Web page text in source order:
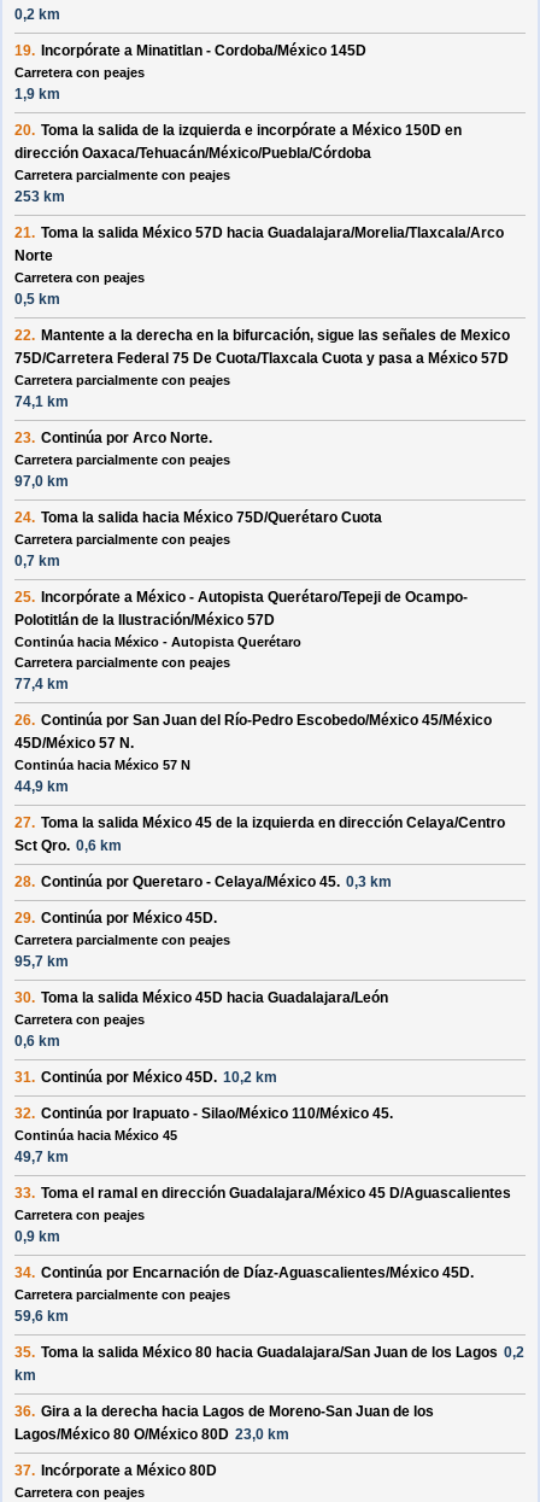
0,2 km
19. Incorpórate a Minatitlan - Cordoba/México 145D
Carretera con peajes
1,9 km
20. Toma la salida de la izquierda e incorpórate a México 150D en
dirección Oaxaca/Tehuacán/México/Puebla/Córdoba
Carretera parcialmente con peajes
253 km
21. Toma la salida México 57D hacia Guadalajara/Morelia/Tlaxcala/Arco
Norte
Carretera con peajes
0,5 km
22. Mantente a la derecha en la bifurcación, sigue las señales de Mexico
75D/Carretera Federal 75 De Cuota/Tlaxcala Cuota y pasa a México 57D
Carretera parcialmente con peajes
74,1 km
23. Continúa por Arco Norte.
Carretera parcialmente con peajes
97,0 km
24. Toma la salida hacia México 75D/Querétaro Cuota
Carretera parcialmente con peajes
0,7 km
25. Incorpórate a México - Autopista Querétaro/Tepeji de Ocampo-
Polotitlán de la Ilustración/México 57D
Continúa hacia México - Autopista Querétaro
Carretera parcialmente con peajes
77,4 km
26. Continúa por San Juan del Río-Pedro Escobedo/México 45/México
45D/México 57 N.
Continúa hacia México 57 N
44,9 km
27. Toma la salida México 45 de la izquierda en dirección Celaya/Centro
Sct Qro. 0,6 km
28. Continúa por Queretaro - Celaya/México 45. 0,3 km
29. Continúa por México 45D.
Carretera parcialmente con peajes
95,7 km
30. Toma la salida México 45D hacia Guadalajara/León
Carretera con peajes
0,6 km
31. Continúa por México 45D. 10,2 km
32. Continúa por Irapuato - Silao/México 110/México 45.
Continúa hacia México 45
49,7 km
33. Toma el ramal en dirección Guadalajara/México 45 D/Aguascalientes
Carretera con peajes
0,9 km
34. Continúa por Encarnación de Díaz-Aguascalientes/México 45D.
Carretera parcialmente con peajes
59,6 km
35. Toma la salida México 80 hacia Guadalajara/San Juan de los Lagos 0,2
km
36. Gira a la derecha hacia Lagos de Moreno-San Juan de los
Lagos/México 80 O/México 80D 23,0 km
37. Incórporate a México 80D
Carretera con peajes